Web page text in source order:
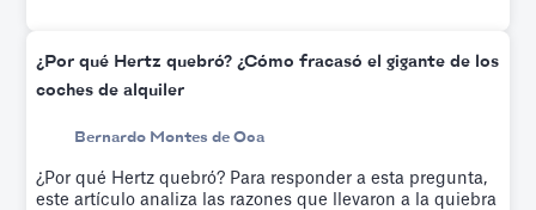
¿Por qué Hertz quebró? ¿Cómo fracasó el gigante de los
coches de alquiler
Bernardo Montes de Oca
¿Por qué Hertz quebró? Para responder a esta pregunta,
este artículo analiza las razones que llevaron a la quiebra